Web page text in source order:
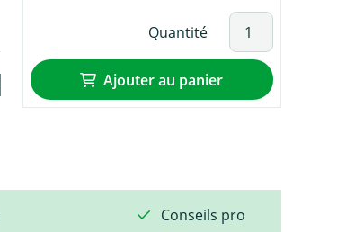
Quantité
Ajouter au panier
Conseils pro